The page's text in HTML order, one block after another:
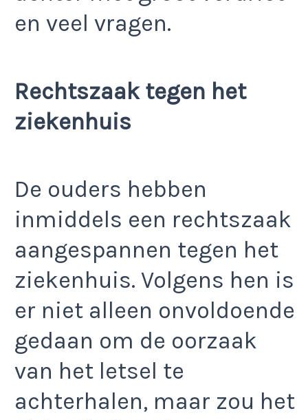
en veel vragen.
Rechtszaak tegen het
ziekenhuis
De ouders hebben
inmiddels een rechtszaak
aangespannen tegen het
ziekenhuis. Volgens hen is
er niet alleen onvoldoende
gedaan om de oorzaak
van het letsel te
achterhalen, maar zou het